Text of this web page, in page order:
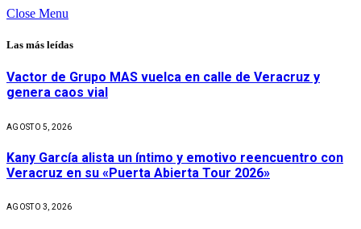
Close Menu
Las más leídas
Vactor de Grupo MAS vuelca en calle de Veracruz y
genera caos vial
AGOSTO 5, 2026
Kany García alista un íntimo y emotivo reencuentro con
Veracruz en su «Puerta Abierta Tour 2026»
AGOSTO 3, 2026